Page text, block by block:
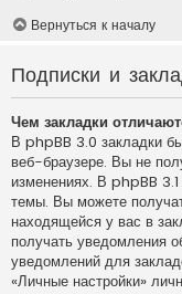
Вернуться к началу
Подписки и
Чем закладки
В phpBB 3.0 закладки
веб-браузере. Вы не
изменениях. В phpBB
темы. Вы можете
находящейся у вас в
получать уведомления
уведомлений для
«Личные настройки»